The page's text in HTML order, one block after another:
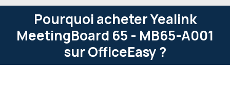
Pourquoi acheter Yealink
MeetingBoard 65 - MB65-A001
sur OfficeEasy ?